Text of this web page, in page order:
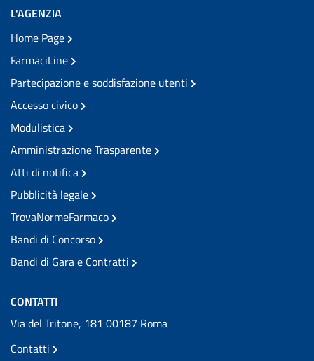
L'AGENZIA
Home Page
FarmaciLine
Partecipazione e soddisfazione utenti
Accesso civico
Modulistica
Amministrazione Trasparente
Atti di notifica
Pubblicità legale
TrovaNormeFarmaco
Bandi di Concorso
Bandi di Gara e Contratti
CONTATTI
Via del Tritone, 181 00187 Roma
Contatti